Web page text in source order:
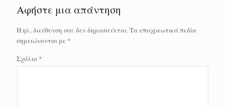
Αφήστε μια απάντηση
Η ηλ. διεύθυνση σας δεν δημοσιεύεται.Τα υποχρεωτικά πεδία
σημειώνονται με *
Σχόλιο *